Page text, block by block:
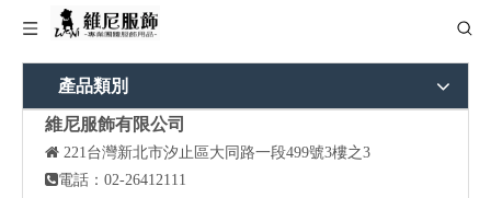
產品類別
維尼服飾有限公司
 221台灣新北市汐止區大同路一段499號3樓之3
電話：02-26412111